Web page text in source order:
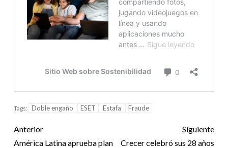
Tags: Doble engaño ESET Estafa Fraude
Anterior
América Latina aprueba plan
Siguiente
Crecer celebró sus 28 años